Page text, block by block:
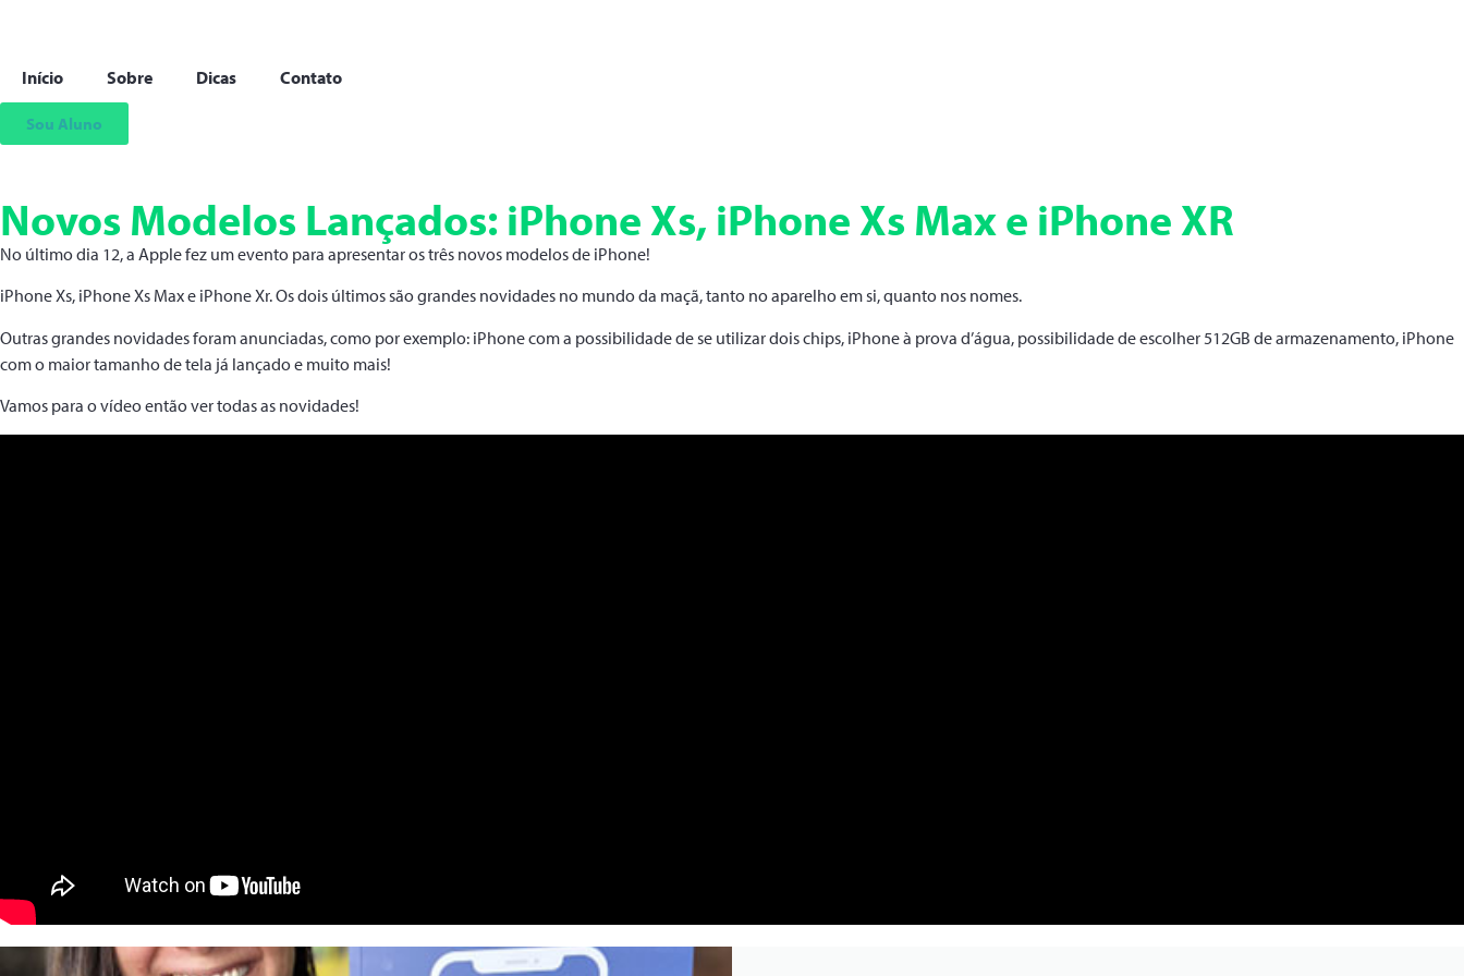
Início Sobre Dicas Contato
Sou Aluno
Novos Modelos Lançados: iPhone Xs, iPhone Xs Max e iPhone XR
No último dia 12, a Apple fez um evento para apresentar os três novos modelos de iPhone!
iPhone Xs, iPhone Xs Max e iPhone Xr. Os dois últimos são grandes novidades no mundo da maçã, tanto no aparelho em si, quanto nos nomes.
Outras grandes novidades foram anunciadas, como por exemplo: iPhone com a possibilidade de se utilizar dois chips, iPhone à prova d’água, possibilidade de escolher 512GB de armazenamento, iPhone
com o maior tamanho de tela já lançado e muito mais!
Vamos para o vídeo então ver todas as novidades!